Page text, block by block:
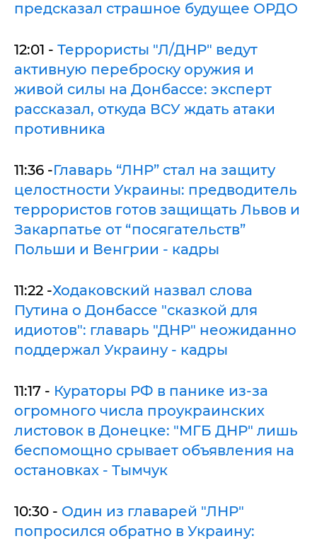
предсказал страшное будущее ОРДО
12:01 - Террористы "Л/ДНР" ведут
активную переброску оружия и
живой силы на Донбассе: эксперт
рассказал, откуда ВСУ ждать атаки
противника
11:36 -Главарь “ЛНР” стал на защиту
целостности Украины: предводитель
террористов готов защищать Львов и
Закарпатье от “посягательств”
Польши и Венгрии - кадры
11:22 -Ходаковский назвал слова
Путина о Донбассе "сказкой для
идиотов": главарь "ДНР" неожиданно
поддержал Украину - кадры
11:17 - Кураторы РФ в панике из-за
огромного числа проукраинских
листовок в Донецке: "МГБ ДНР" лишь
беспомощно срывает объявления на
остановках - Тымчук
10:30 - Один из главарей "ЛНР"
попросился обратно в Украину: